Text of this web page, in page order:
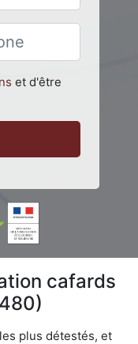
et d'être
cafards
plus détestés, et